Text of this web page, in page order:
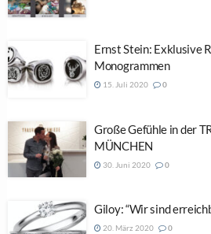
Ernst Stein: Exklusive
Monogrammen
15. Juli 2020 0
Große Gefühle in der
MÜNCHEN
30. Juni 2020 0
Giloy: “Wir sind
20. März 2020 0